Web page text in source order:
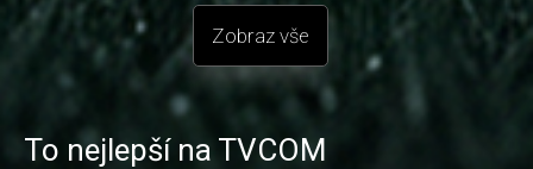
Zobraz vše
To nejlepší na TVCOM